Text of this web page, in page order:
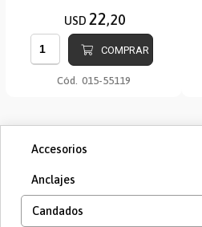
USD 22,20
COMPRAR
Cód. 015-55119
Accesorios
Anclajes
Candados